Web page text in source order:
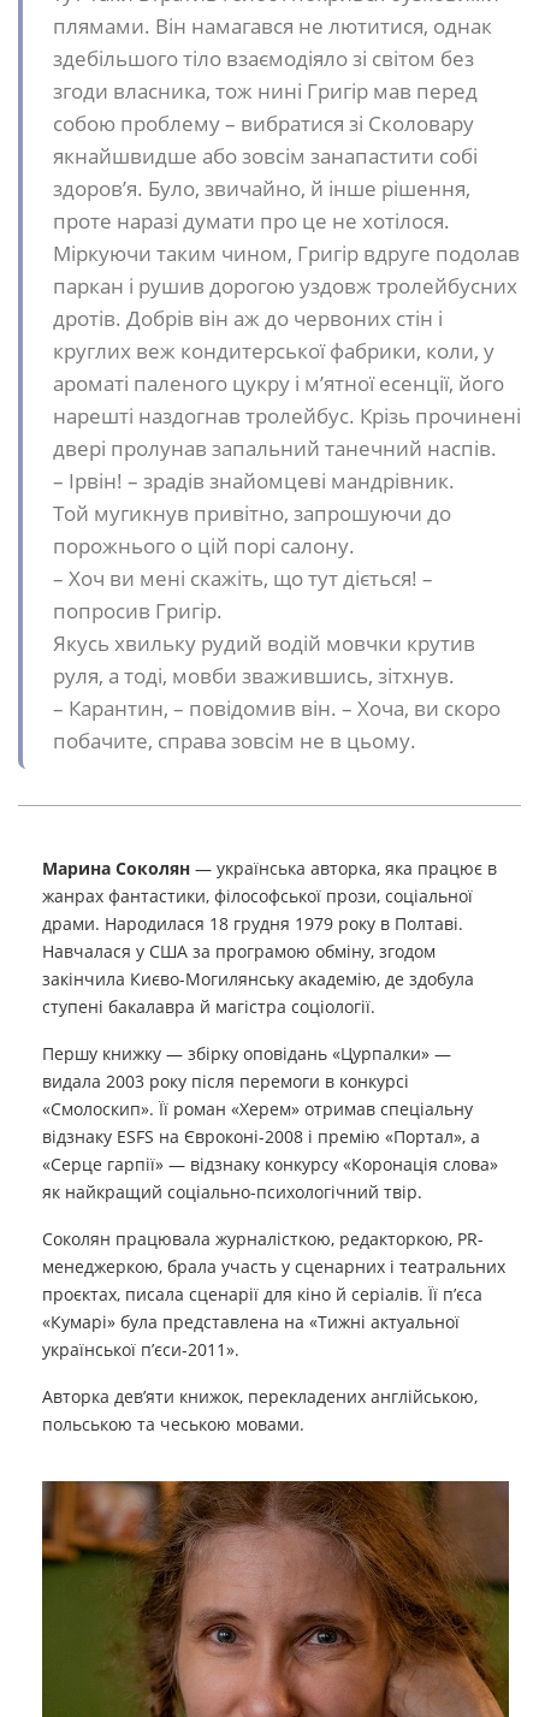
плямами. Він намагався не лютитися, однак
здебільшого тіло взаємодіяло зі світом без
згоди власника, тож нині Григір мав перед
собою проблему – вибратися зі Сколовару
якнайшвидше або зовсім занапастити собі
здоров’я. Було, звичайно, й інше рішення,
проте наразі думати про це не хотілося.
Міркуючи таким чином, Григір вдруге подолав
паркан і рушив дорогою уздовж тролейбусних
дротів. Добрів він аж до червоних стін і
круглих веж кондитерської фабрики, коли, у
ароматі паленого цукру і м’ятної есенції, його
нарешті наздогнав тролейбус. Крізь прочинені
двері пролунав запальний танечний наспів.
– Ірвін! – зрадів знайомцеві мандрівник.
Той мугикнув привітно, запрошуючи до
порожнього о цій порі салону.
– Хоч ви мені скажіть, що тут діється! –
попросив Григір.
Якусь хвильку рудий водій мовчки крутив
руля, а тоді, мовби зважившись, зітхнув.
– Карантин, – повідомив він. – Хоча, ви скоро
побачите, справа зовсім не в цьому.
Марина Соколян — українська авторка, яка працює в
жанрах фантастики, філософської прози, соціальної
драми. Народилася 18 грудня 1979 року в Полтаві.
Навчалася у США за програмою обміну, згодом
закінчила Києво-Могилянську академію, де здобула
ступені бакалавра й магістра соціології.
Першу книжку — збірку оповідань «Цурпалки» —
видала 2003 року після перемоги в конкурсі
«Смолоскип». Її роман «Херем» отримав спеціальну
відзнаку ESFS на Євроконі-2008 і премію «Портал», а
«Серце гарпії» — відзнаку конкурсу «Коронація слова»
як найкращий соціально-психологічний твір.
Соколян працювала журналісткою, редакторкою, PR-
менеджеркою, брала участь у сценарних і театральних
проєктах, писала сценарії для кіно й серіалів. Її п’єса
«Кумарі» була представлена на «Тижні актуальної
української п’єси-2011».
Авторка дев’яти книжок, перекладених англійською,
польською та чеською мовами.